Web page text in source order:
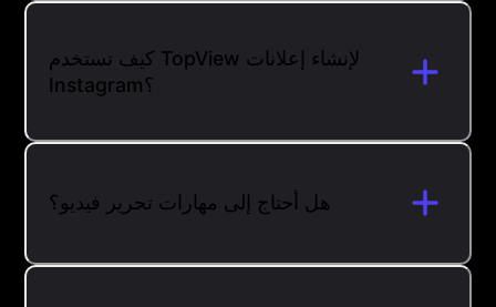
كيف تستخدم TopView لإنشاء إعلانات
Instagram؟
هل أحتاج إلى مهارات تحرير فيديو؟